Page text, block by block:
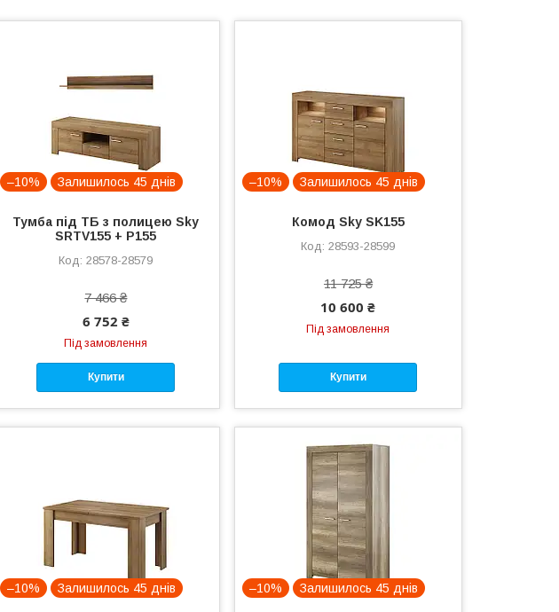
–10% Залишилось 45 днів
Тумба під ТБ з полицею Sky
SRTV155 + P155
28578-28579
7 466 ₴
6 752 ₴
Під замовлення
Купити
–10% Залишилось 45 днів
Комод Sky SK155
28593-28599
11 725 ₴
10 600 ₴
Під замовлення
Купити
–10% Залишилось 45 днів –10% Залишилось 45 днів